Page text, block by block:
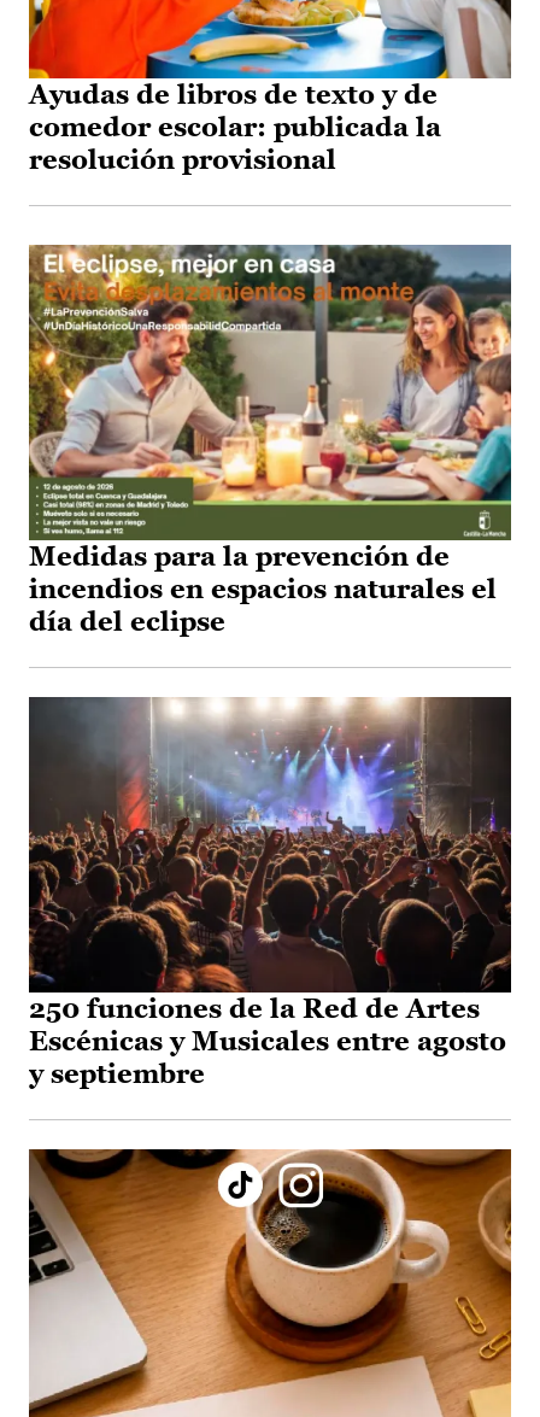
Ayudas de libros de texto y de
comedor escolar: publicada la
resolución provisional
Medidas para la prevención de
incendios en espacios naturales el
día del eclipse
250 funciones de la Red de Artes
Escénicas y Musicales entre agosto
y septiembre